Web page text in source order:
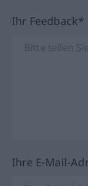
Ihr Feedback*
Ihre E-Mail-